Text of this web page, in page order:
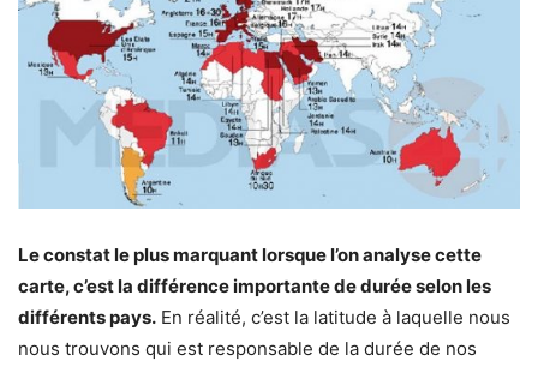
Le constat le plus marquant lorsque l’on analyse cette
carte, c’est la différence importante de durée selon les
différents pays. En réalité, c’est la latitude à laquelle nous
nous trouvons qui est responsable de la durée de nos